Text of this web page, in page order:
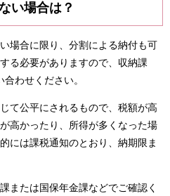
い場合は？
場合に限り、分割による納付も可
る必要がありますので、収納課
合わせください。
て公平にされるもので、税額が高
高かったり、所得が多くなった場
には課税通知のとおり、納期限ま
または国保年金課などでご確認く